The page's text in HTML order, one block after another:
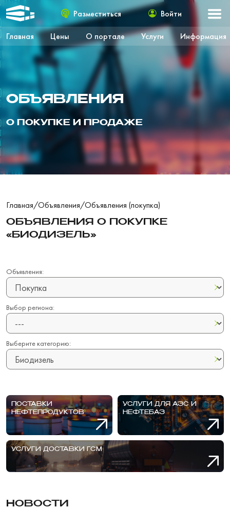
Главная Цены О портале Услуги Информация
Разместиться Войти
ОБЪЯВЛЕНИЯ
О ПОКУПКЕ И ПРОДАЖЕ
Главная/Объявления/Объявления (покупка)
ОБЪЯВЛЕНИЯ О ПОКУПКЕ
«БИОДИЗЕЛЬ»
Объявления:
Выбор региона:
Выберите категорию:
ПОСТАВКИ
НЕФТЕПРОДУКТОВ
УСЛУГИ ДЛЯ АЗС И
НЕФТЕБАЗ
УСЛУГИ ДОСТАВКИ ГСМ
НОВОСТИ